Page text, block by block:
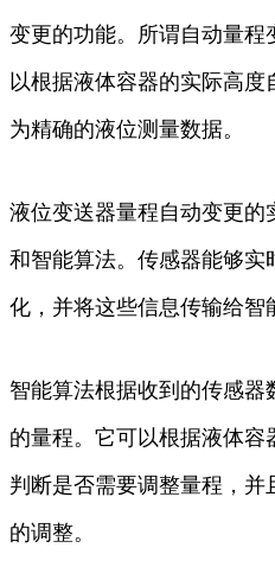
变更的功能。所谓自动量
以根据液体容器的实际高
为精确的液位测量数据。
液位变送器量程自动变更
和智能算法。传感器能够实
化，并将这些信息传输给智
智能算法根据收到的传感
的量程。它可以根据液体
判断是否需要调整量程，
的调整。